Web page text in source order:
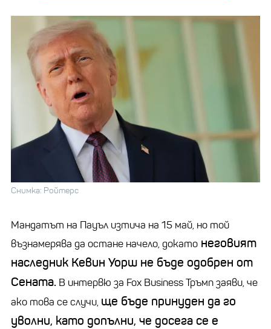
Снимка: Ройтерс
Мандатът на Пауъл изтича на 15 май, но той
възнамерява да остане начело, докато неговият
наследник Кевин Уорш не бъде одобрен от
Сената. В интервю за Fox Business Тръмп заяви, че
ако това се случи, ще бъде принуден да го
уволни, като допълни, че досега се е